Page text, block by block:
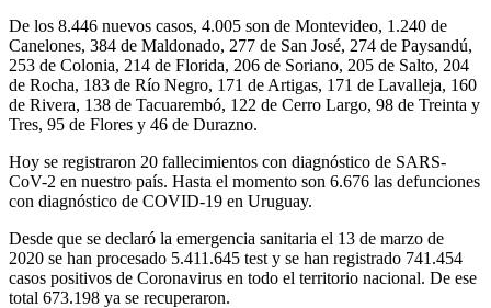
De los 8.446 nuevos casos, 4.005 son de Montevideo, 1.240 de
Canelones, 384 de Maldonado, 277 de San José, 274 de Paysandú,
253 de Colonia, 214 de Florida, 206 de Soriano, 205 de Salto, 204
de Rocha, 183 de Río Negro, 171 de Artigas, 171 de Lavalleja, 160
de Rivera, 138 de Tacuarembó, 122 de Cerro Largo, 98 de Treinta y
Tres, 95 de Flores y 46 de Durazno.
Hoy se registraron 20 fallecimientos con diagnóstico de SARS-
CoV-2 en nuestro país. Hasta el momento son 6.676 las defunciones
con diagnóstico de COVID-19 en Uruguay.
Desde que se declaró la emergencia sanitaria el 13 de marzo de
2020 se han procesado 5.411.645 test y se han registrado 741.454
casos positivos de Coronavirus en todo el territorio nacional. De ese
total 673.198 ya se recuperaron.